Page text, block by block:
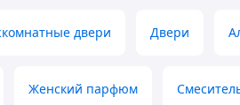
двери Двери
Женский парфюм